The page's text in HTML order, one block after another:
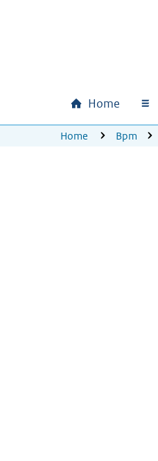
Hoofdnavigatie
Home
U bevindt zich hier:
Home Bpm